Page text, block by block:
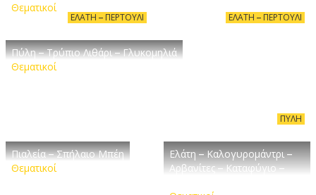
Θεματικοί
ΕΛΆΤΗ – ΠΕΡΤΟΎΛΙ
Πύλη – Τρύπιο Λιθάρι – Γλυκομηλιά
Θεματικοί
ΠΎΛΗ
ΕΛΆΤΗ – ΠΕΡΤΟΎΛΙ
Πιαλεία – Σπήλαιο Μπέη
Θεματικοί
Ελάτη – Καλογυρομάντρι –
Αρβανίτες – Καταφύγιο –